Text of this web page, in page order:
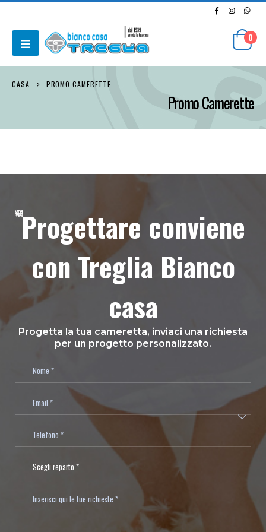
0
CASA PROMO CAMERETTE
Promo Camerette
Progettare conviene
con Treglia Bianco
casa
Progetta la tua cameretta, inviaci una richiesta
per un progetto personalizzato.